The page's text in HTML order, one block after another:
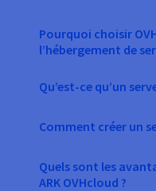
Pourquoi choisir
l’hébergement de
Qu’est-ce qu’un
Comment créer un
Quels sont les
ARK OVHcloud ?